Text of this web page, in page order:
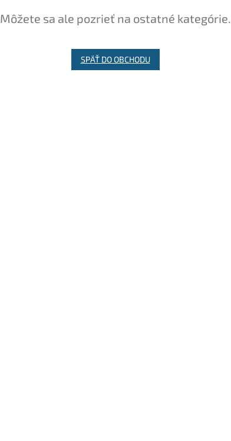
Môžete sa ale pozrieť na ostatné kategórie.
SPÄŤ DO OBCHODU